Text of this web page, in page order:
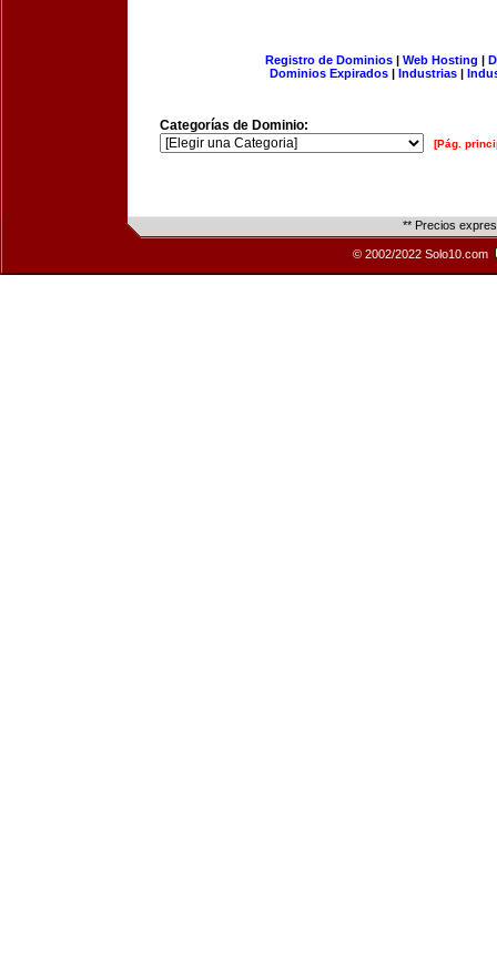
Registro de Dominios| Web Hosting |
Dominios Expirados | Industrias |
Categorías de Dominio:
[Pág.
** Precios
© 2002/2022 Solo10.com